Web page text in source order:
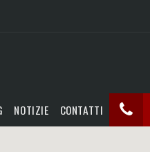
NOTIZIE CONTATTI